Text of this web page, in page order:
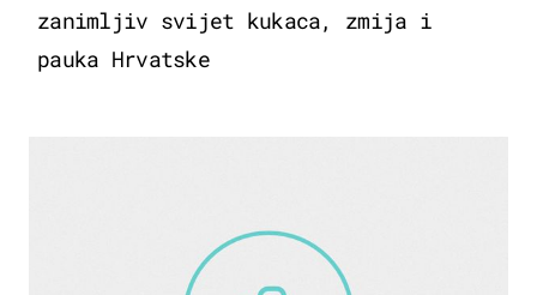
zanimljiv svijet kukaca, zmija i
pauka Hrvatske